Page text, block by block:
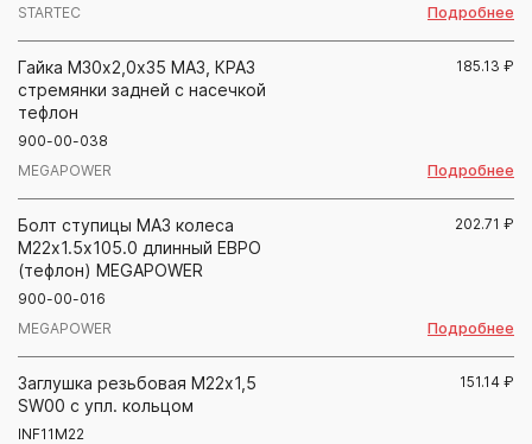
STARTEC
Подробнее
Гайка М30х2,0х35 МАЗ, КРАЗ
стремянки задней с насечкой
тефлон
900-00-038
MEGAPOWER
185.13 ₽
Подробнее
Болт ступицы МАЗ колеса
М22х1.5х105.0 длинный ЕВРО
(тефлон) MEGAPOWER
900-00-016
MEGAPOWER
202.71 ₽
Подробнее
Заглушка резьбовая М22х1,5
SW00 с упл. кольцом
INF11M22
151.14 ₽